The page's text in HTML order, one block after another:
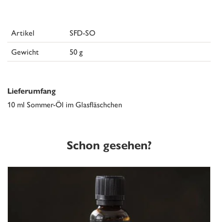
Artikel
SFD-SO
Gewicht
50 g
Lieferumfang
10 ml Sommer-Öl im Glasfläschchen
Schon gesehen?